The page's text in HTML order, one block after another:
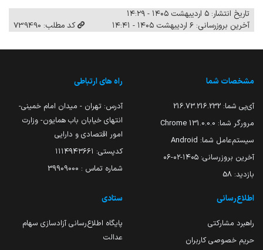
تاریخ انتشار: ۵ اردیبهشت ۱۴۰۵ - ۱۴:۲۹
آخرین بروزرسانی: ۶ اردیبهشت ۱۴۰۵ - ۱۴:۴۱
کد مطلب: 739490
مشخصات شما
آی‌پی شما: 216.73.216.232
مرورگر شما: 131.0.0.0 Chrome
سیستم‌عامل شما: Android
آخرین بروزرسانی: ۱۴۰۵-۰۲-۰۶
بازدید: 58
راه های ارتباطی
آدرس: تهران - میدان امام خمینی-
انتهای خیابان باب همایون- وزارت
امور اقتصادی و دارایی
کدپستی: ۱۱۱۴۹۴۳۶۶۱
شماره تماس : 39909000
اطلاع‌رسانی
راهبرد مشارکتی
حریم خصوصی کاربران
ستادی
پایگاه اطلاع‌رسانی آزادسازی سهام
عدالت